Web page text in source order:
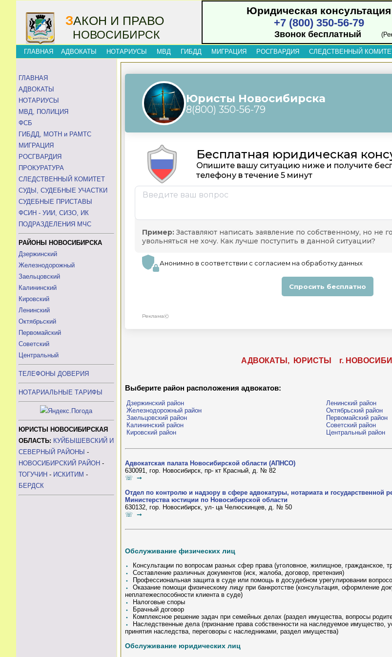
ЗАКОН И ПРАВО
НОВОСИБИРСК
Юридическая консультация
+7 (800) 350-56-79
Звонок бесплатный
ГЛАВНАЯ АДВОКАТЫ НОТАРИУСЫ МВД ГИБДД МИГРАЦИЯ РОСГВАРДИЯ СЛЕДСТВЕННЫЙ
ГЛАВНАЯ
АДВОКАТЫ
НОТАРИУСЫ
МВД, ПОЛИЦИЯ
ФСБ
ГИБДД, МОТН и РАМТС
МИГРАЦИЯ
РОСГВАРДИЯ
ПРОКУРАТУРА
СЛЕДСТВЕННЫЙ КОМИТЕТ
СУДЫ, СУДЕБНЫЕ УЧАСТКИ
СУДЕБНЫЕ ПРИСТАВЫ
ФСИН - УИИ, СИЗО, ИК
ПОДРАЗДЕЛЕНИЯ МЧС
РАЙОНЫ НОВОСИБИРСКА
Дзержинский
Железнодорожный
Заельцовский
Калининский
Кировский
Ленинский
Октябрьский
Первомайский
Советский
Центральный
ТЕЛЕФОНЫ ДОВЕРИЯ
НОТАРИАЛЬНЫЕ ТАРИФЫ
ЮРИСТЫ НОВОСИБИРСКАЯ
ОБЛАСТЬ: КУЙБЫШЕВСКИЙ И
СЕВЕРНЫЙ РАЙОНЫ -
НОВОСИБИРСКИЙ РАЙОН -
ТОГУЧИН - ИСКИТИМ -
БЕРДСК
АДВОКАТЫ, ЮРИСТЫ г.
Выберите район расположения адвокатов:
Дзержинский район
Железнодорожный район
Заельцовский район
Калининский район
Кировский район
Ленинский район
Октябрьский район
Первомайский район
Советский район
Центральный район
Адвокатская палата Новосибирской области (АПНСО)
630091, гор. Новосибирск, пр- кт Красный, д. № 82
☏ ➞
Отдел по контролю и надзору в сфере адвокатуры, нотариата и государственной
Министерства юстиции по Новосибирской области
630132, гор. Новосибирск, ул- ца Челюскинцев, д. № 50
☏ ➞
Обслуживание физических лиц
⬩
Консультации по вопросам разных сфер права (уголовное, жилищное, гражданское,
⬩
Составление различных документов (иск, жалоба, договор, претензия)
⬩
Профессиональная защита в суде или помощь в досудебном урегулировании
⬩
Оказание помощи физическому лицу при банкротстве (консультация, оформление
неплатежеспособности клиента в суде)
⬩
Налоговые споры
⬩
Брачный договор
⬩
Комплексное решение задач при семейных делах (раздел имущества, вопросы
⬩
Наследственные дела (признание права собственности на наследуемое имущество,
принятия наследства, переговоры с наследниками, раздел имущества)
Обслуживание юридических лиц